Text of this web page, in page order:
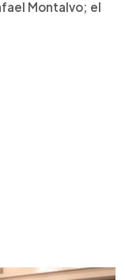
Montalvo; el